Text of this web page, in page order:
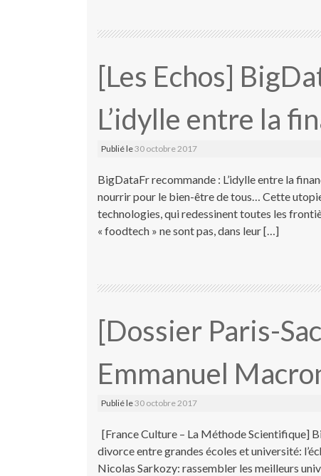
[Les Echos]
L’idylle entre la
Publié le30 octobre 2017
BigDataFr recommande : L’idylle entre la
nourrir pour le bien-être de tous… Cette
technologies, qui redessinent toutes les
« foodtech » ne sont pas, dans leur […]
[Dossier Paris-
Emmanuel
Publié le30 octobre 2017
[France Culture – La Méthode Scientifique]
divorce entre grandes écoles et université:
Nicolas Sarkozy: rassembler les meilleurs